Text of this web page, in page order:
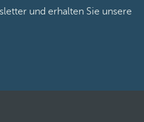
und erhalten Sie unsere